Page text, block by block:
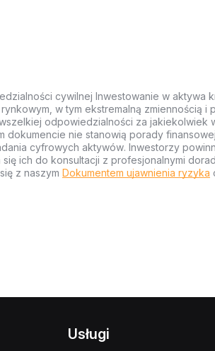
cywilnej Inwestowanie w aktywa
w tym ekstremalną zmiennością i
odpowiedzialności za jakiekolwiek
dokumencie nie stanowią porady
cyfrowych aktywów. Inwestorzy
się ich do konsultacji z profesjonalnymi
z naszym Dokumentem ujawnienia ryzyka
Usługi